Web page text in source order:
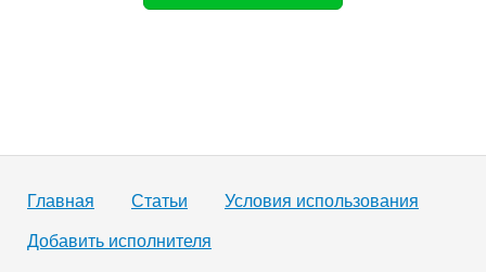
Главная Статьи
Условия использования
Добавить исполнителя